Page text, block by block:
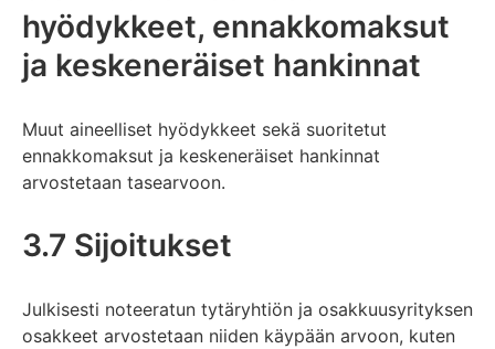
hyödykkeet, ennakkomaksut
ja keskeneräiset hankinnat
Muut aineelliset hyödykkeet sekä suoritetut
ennakkomaksut ja keskeneräiset hankinnat
arvostetaan tasearvoon.
3.7 Sijoitukset
Julkisesti noteeratun tytäryhtiön ja osakkuusyrityksen
osakkeet arvostetaan niiden käypään arvoon, kuten